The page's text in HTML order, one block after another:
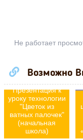
Не работает
Возможно
Презентация к
уроку технологии
"Цветок из
ватных палочек"
(начальная
школа)